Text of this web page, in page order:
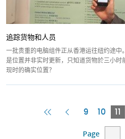
追踪货物和人员
一批贵重的电脑组件正从香港运往纽约途中
是位置并非实时更新，只知道货物於三小
现时的确实位置？
FirstPrevious
9 10 11
Page